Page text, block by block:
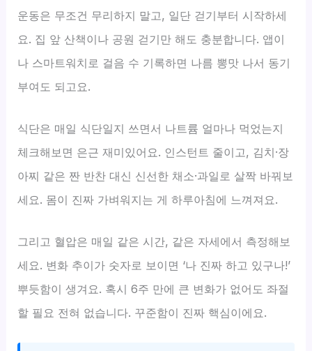
운동은 무조건 무리하지 말고, 일단 걷기부터 시작하세
요. 집 앞 산책이나 공원 걷기만 해도 충분합니다. 앱이
나 스마트워치로 걸음 수 기록하면 나름 뽕맛 나서 동기
부여도 되고요.
식단은 매일 식단일지 쓰면서 나트륨 얼마나 먹었는지
체크해보면 은근 재미있어요. 인스턴트 줄이고, 김치·장
아찌 같은 짠 반찬 대신 신선한 채소·과일로 살짝 바꿔보
세요. 몸이 진짜 가벼워지는 게 하루아침에 느껴져요.
그리고 혈압은 매일 같은 시간, 같은 자세에서 측정해보
세요. 변화 추이가 숫자로 보이면 ‘나 진짜 하고 있구나!’
뿌듯함이 생겨요. 혹시 6주 만에 큰 변화가 없어도 좌절
할 필요 전혀 없습니다. 꾸준함이 진짜 핵심이에요.